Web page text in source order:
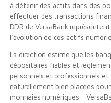
à détenir des actifs dans des
effectuer des transactions
DDR de VersaBank
l’évolution de ces actifs
La direction estime que les
dépositaires fiables et
personnels et professionnels
naturellement bien placées
monnaies numériques.